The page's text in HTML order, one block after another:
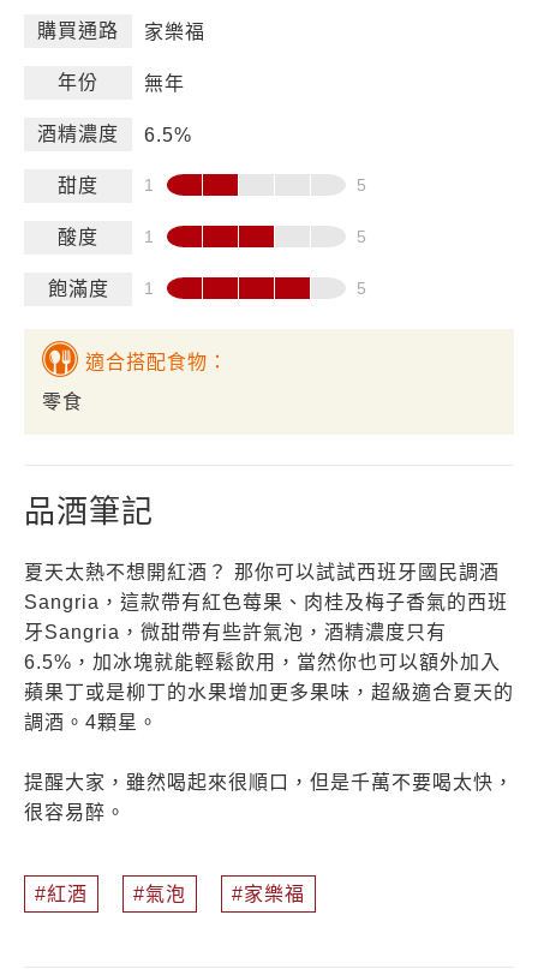
購買通路 家樂福
年份 無年
酒精濃度 6.5%
甜度
酸度
飽滿度
適合搭配食物：
零食
品酒筆記
夏天太熱不想開紅酒？ 那你可以試試西班牙國民調酒
Sangria，這款帶有紅色莓果、肉桂及梅子香氣的西班
牙Sangria，微甜帶有些許氣泡，酒精濃度只有
6.5%，加冰塊就能輕鬆飲用，當然你也可以額外加入
蘋果丁或是柳丁的水果增加更多果味，超級適合夏天的
調酒。4顆星。
提醒大家，雖然喝起來很順口，但是千萬不要喝太快，
很容易醉。
紅酒 氣泡 家樂福